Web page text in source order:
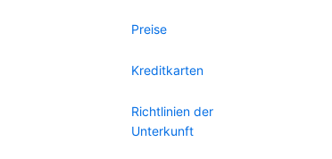
Preise
Kreditkarten
Richtlinien der
Unterkunft